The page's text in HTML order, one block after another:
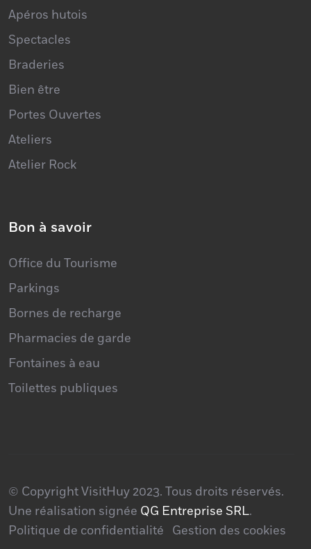
Apéros hutois
Spectacles
Braderies
Bien être
Portes Ouvertes
Ateliers
Atelier Rock
Bon à savoir
Office du Tourisme
Parkings
Bornes de recharge
Pharmacies de garde
Fontaines à eau
Toilettes publiques
© Copyright VisitHuy 2023. Tous droits réservés.
Une réalisation signée QG Entreprise SRL.
Politique de confidentialité Gestion des cookies